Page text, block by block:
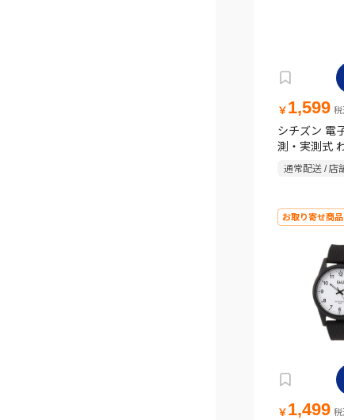
￥ 1,599 税
シチズン 電
測・実測式
CTE507-E【
通常配送 / 店
お取り寄せ商品
￥ 1,499 税